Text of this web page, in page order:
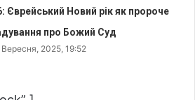
Єврейський Новий рік як пророче
про Божий Суд
2025, 19:52